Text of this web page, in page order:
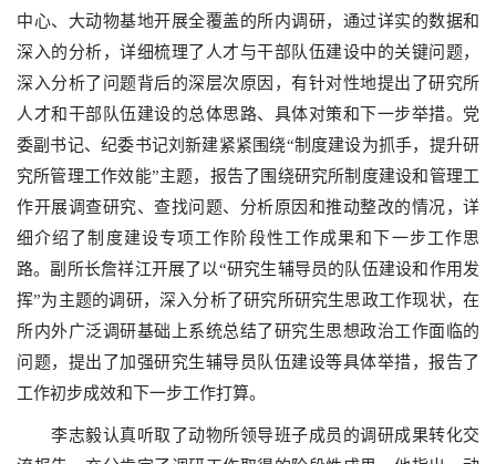
中心、大动物基地开展全覆盖的所内调研，通过详实的数据和
深入的分析，详细梳理了人才与干部队伍建设中的关键问题，
深入分析了问题背后的深层次原因，有针对性地提出了研究所
人才和干部队伍建设的总体思路、具体对策和下一步举措。党
委副书记、纪委书记刘新建紧紧围绕“制度建设为抓手，提升研
究所管理工作效能”主题，报告了围绕研究所制度建设和管理工
作开展调查研究、查找问题、分析原因和推动整改的情况，详
细介绍了制度建设专项工作阶段性工作成果和下一步工作思
路。副所长詹祥江开展了以“研究生辅导员的队伍建设和作用发
挥”为主题的调研，深入分析了研究所研究生思政工作现状，在
所内外广泛调研基础上系统总结了研究生思想政治工作面临的
问题，提出了加强研究生辅导员队伍建设等具体举措，报告了
工作初步成效和下一步工作打算。
李志毅认真听取了动物所领导班子成员的调研成果转化交